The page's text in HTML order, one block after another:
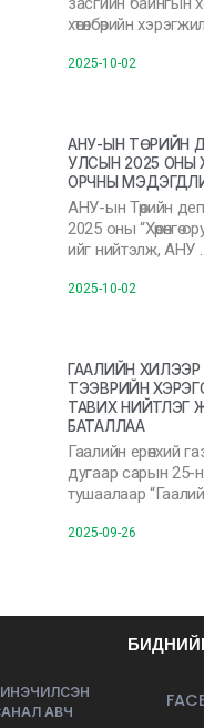
хөтөлбөрийн
2025-10-02
АНУ-ЫН ТӨРИЙН
УЛСЫН 2025 ОНЫ
ОРЧНЫ
АНУ-ын Төрийн
2025 оны “Хөрөнгө
ийг нийтэлж, АНУ
2025-10-02
ГААЛИЙН ХИЛЭЭР
ТЭЭВРИЙН
ТАВИХ НИЙТЛЭГ
БАТАЛЛАА
Гаалийн ерөнхий
дугаар сарын 25-
тушаалаар
2025-09-26
АВЧ